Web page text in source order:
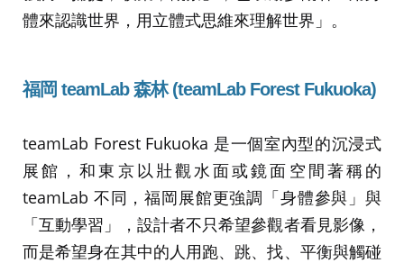
體來認識世界，用立體式思維來理解世界」。
福岡 teamLab 森林 (teamLab Forest Fukuoka)
teamLab Forest Fukuoka 是一個室內型的沉浸式
展館，和東京以壯觀水面或鏡面空間著稱的
teamLab 不同，福岡展館更強調「身體參與」與
「互動學習」，設計者不只希望參觀者看見影像，
而是希望身在其中的人用跑、跳、找、平衡與觸碰